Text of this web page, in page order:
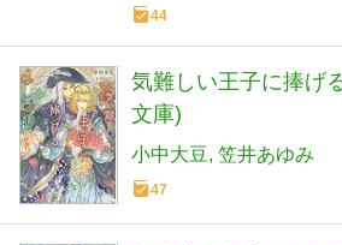
44
気難しい王子に捧げ
文庫)
小中大豆 笠井あゆみ
47